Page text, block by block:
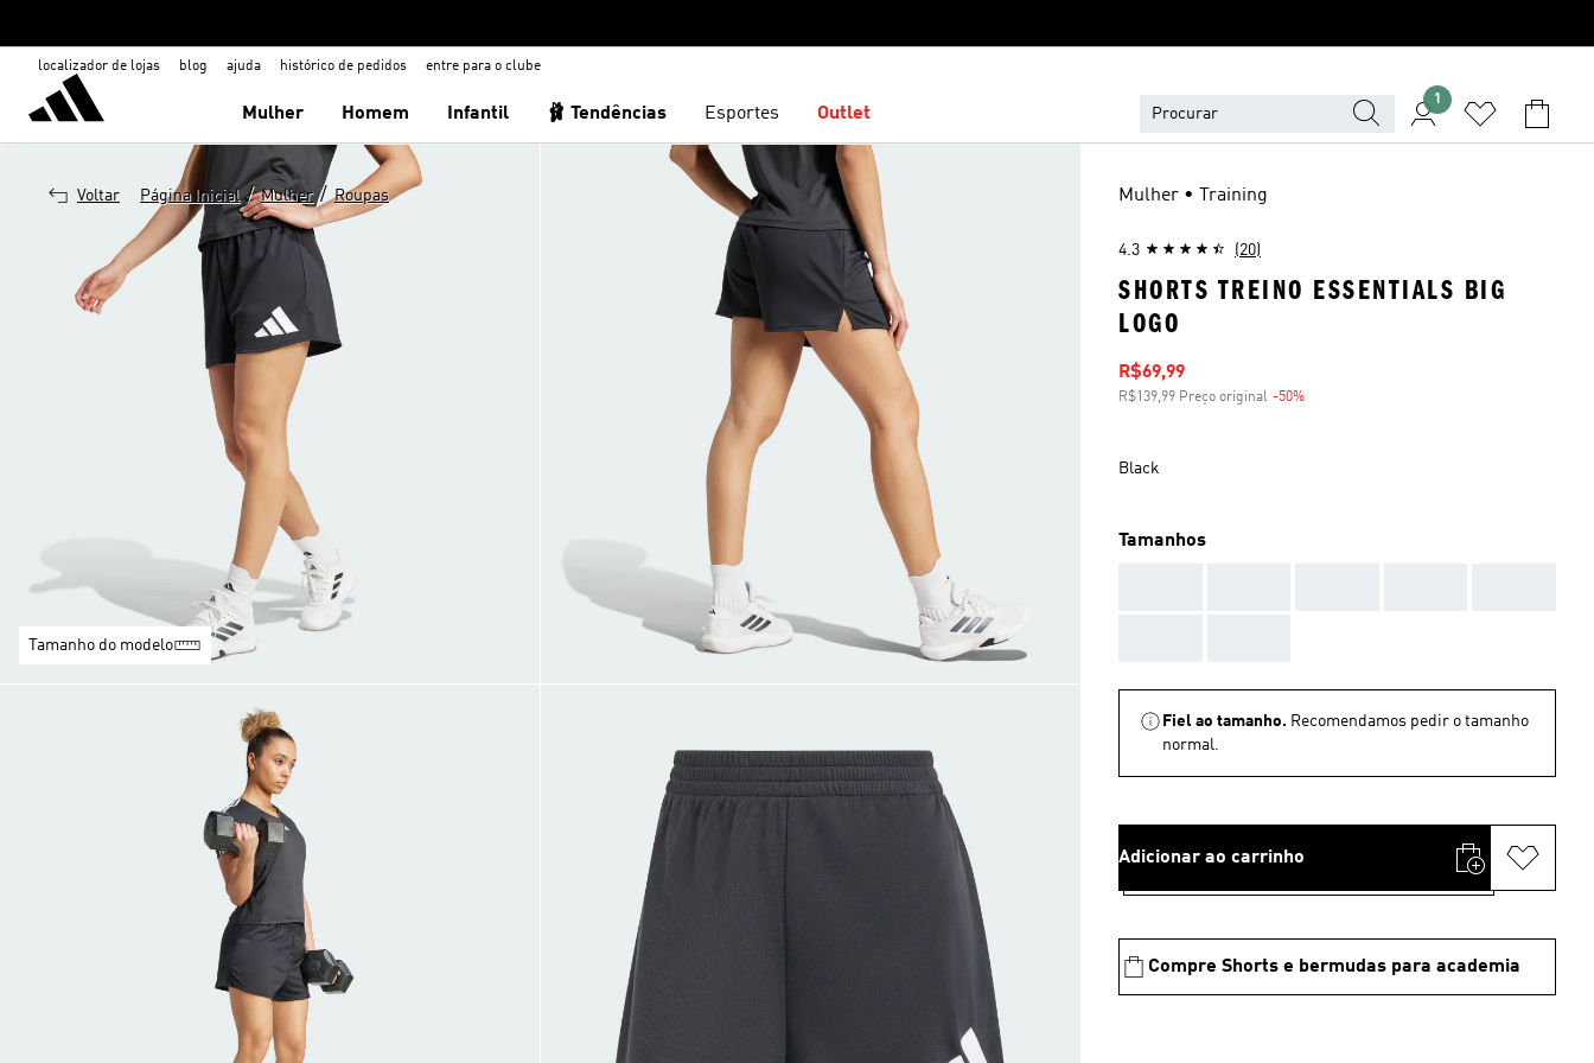
localizador de lojas blog ajuda histórico de pedidos entre para o clube
Mulher Homem Infantil 🩰 Tendências Esportes Outlet
1
Voltar Página Inicial / Mulher / Roupas
Tamanho do modelo
Mulher • Training
4.3 (20)
SHORTS TREINO ESSENTIALS BIG
LOGO
Preço com desconto
R$69,99
R$139,99 Preço original -50%
Black
Tamanhos
Fiel ao tamanho. Recomendamos pedir o tamanho
normal.
Adicionar ao carrinho
Compre Shorts e bermudas para academia